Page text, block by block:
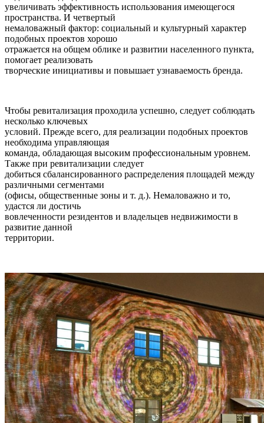
увеличивать эффективность использования имеющегося
пространства. И четвертый
немаловажный фактор: социальный и культурный характер
подобных проектов хорошо
отражается на общем облике и развитии населенного пункта,
помогает реализовать
творческие инициативы и повышает узнаваемость бренда.
Чтобы ревитализация проходила успешно, следует соблюдать
несколько ключевых
условий. Прежде всего, для реализации подобных проектов
необходима управляющая
команда, обладающая высоким профессиональным уровнем.
Также при ревитализации следует
добиться сбалансированного распределения площадей между
различными сегментами
(офисы, общественные зоны и т. д.). Немаловажно и то,
удастся ли достичь
вовлеченности резидентов и владельцев недвижимости в
развитие данной
территории.